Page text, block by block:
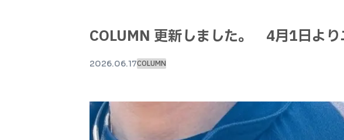
COLUMN 更新しました。 4月1日より
2026.06.17COLUMN